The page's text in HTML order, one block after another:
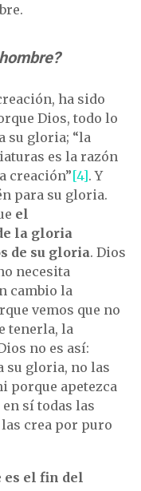
ha sido
Dios, todo lo
su gloria; “la
es la razón
creación”[4]. Y
para su gloria.
el
la gloria
de su gloria. Dios
necesita
cambio la
vemos que no
tenerla, la
no es así:
su gloria, no las
porque apetezca
sí todas las
crea por puro
es el fin del